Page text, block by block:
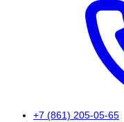
+7 (861) 205-05-65